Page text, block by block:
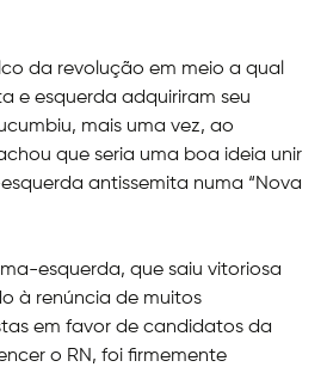
da revolução em meio a qual
e esquerda adquiriram seu
mais uma vez, ao
que seria uma boa ideia unir
antissemita numa “Nova
esquerda, que saiu vitoriosa
à renúncia de muitos
em favor de candidatos da
o RN, foi firmemente